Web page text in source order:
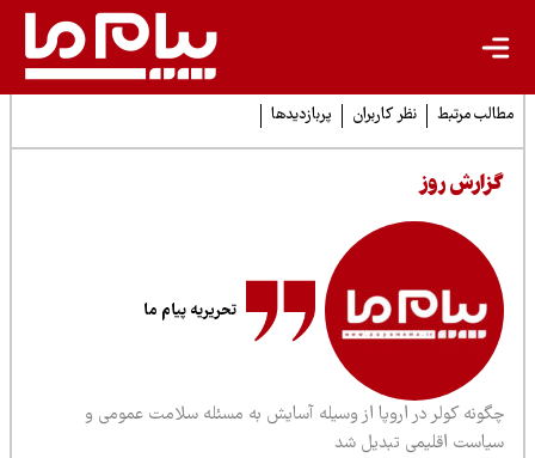
مرتبط نظر کاربران پربازدیدها
روز
تحریریه پیام ما
کولر در اروپا از وسیله آسایش به مسئله سلامت عمومی و
اقلیمی تبدیل شد